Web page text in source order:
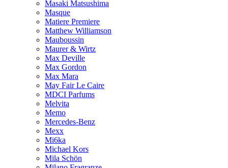
Masaki Matsushima
Masque
Matiere Premiere
Matthew Williamson
Mauboussin
Maurer & Wirtz
Max Deville
Max Gordon
Max Mara
May Fair Le Caire
MDCI Parfums
Melvita
Memo
Mercedes-Benz
Mexx
Mi6ka
Michael Kors
Mila Schön